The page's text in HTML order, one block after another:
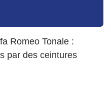
Romeo Tonale :
par des ceintures